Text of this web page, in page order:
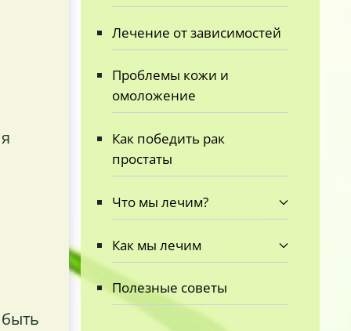
Лечение от зависимостей
Проблемы кожи и
омоложение
Как победить рак
простаты
Что мы лечим?
Как мы лечим
Полезные советы